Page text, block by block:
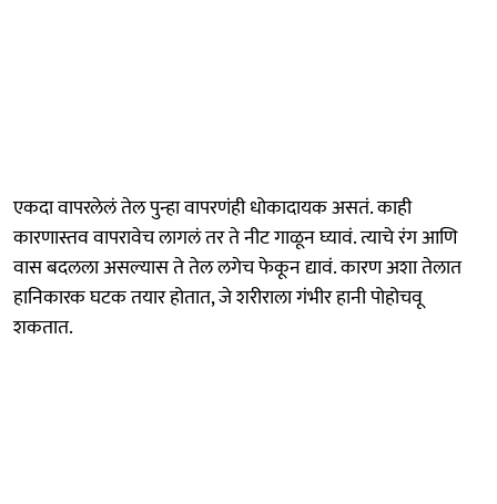
एकदा वापरलेलं तेल पुन्हा वापरणंही धोकादायक असतं. काही
कारणास्तव वापरावेच लागलं तर ते नीट गाळून घ्यावं. त्याचे रंग आणि
वास बदलला असल्यास ते तेल लगेच फेकून द्यावं. कारण अशा तेलात
हानिकारक घटक तयार होतात, जे शरीराला गंभीर हानी पोहोचवू
शकतात.